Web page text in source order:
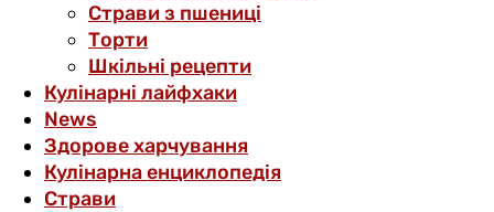
Страви з пшениці
Торти
Шкільні рецепти
Кулінарні лайфхаки
News
Здорове харчування
Кулінарна енциклопедія
Страви